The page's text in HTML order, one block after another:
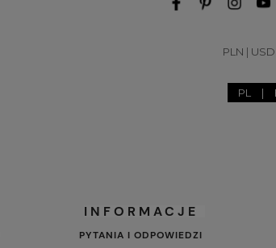
PLN | USD
PL |
INFORMACJE
PYTANIA I ODPOWIEDZI